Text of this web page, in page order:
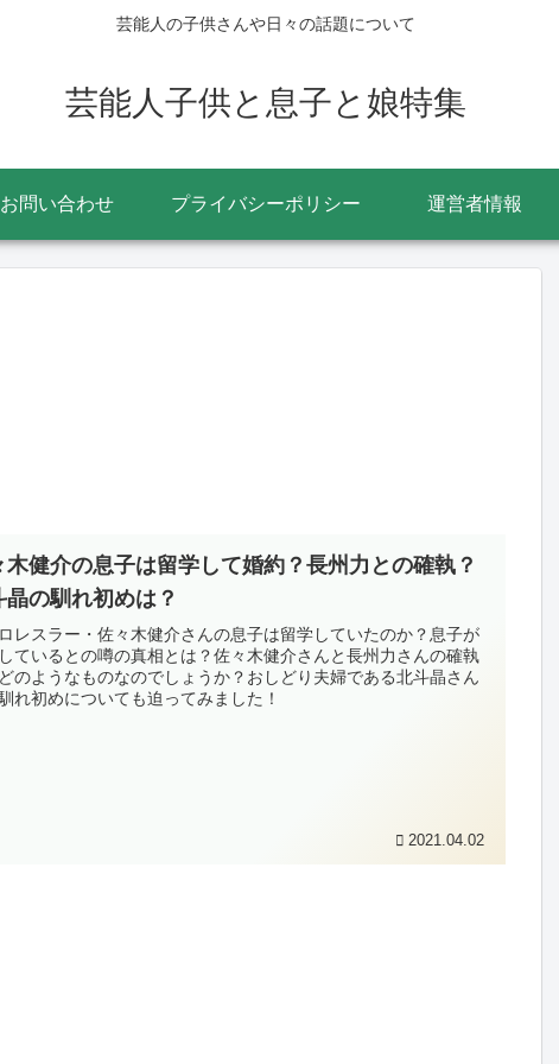
芸能人の子供さんや日々の話題について
芸能人子供と息子と娘特集
お問い合わせ プライバシーポリシー 運営者情報
木健介の息子は留学して婚約？長州力との確執？
晶の馴れ初めは？
レスラー・佐々木健介さんの息子は留学していたのか？息子が
ているとの噂の真相とは？佐々木健介さんと長州力さんの確執
のようなものなのでしょうか？おしどり夫婦である北斗晶さん
れ初めについても迫ってみました！
2021.04.02